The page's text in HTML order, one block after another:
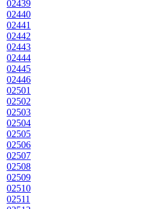
02439
02440
02441
02442
02443
02444
02445
02446
02501
02502
02503
02504
02505
02506
02507
02508
02509
02510
02511